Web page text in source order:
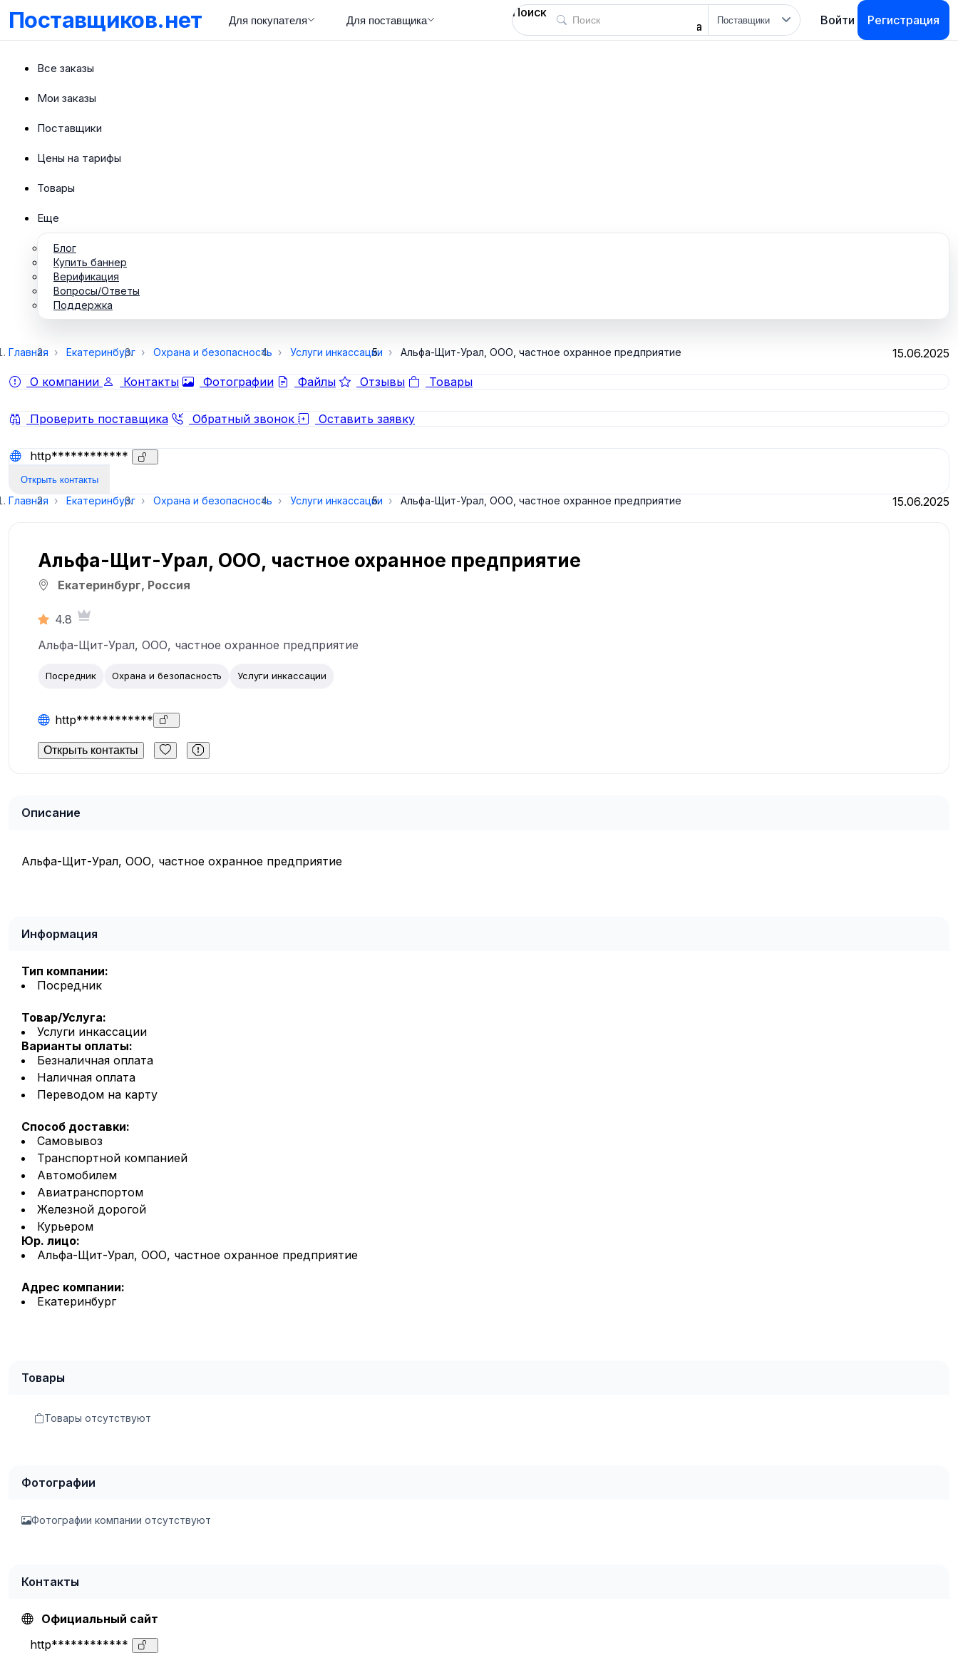
Поставщиков.нет Для покупателя Для поставщика
Поиск
поиска
Войти Регистрация
Все заказы
Мои заказы
Поставщики
Цены на тарифы
Товары
Еще
Блог
Купить баннер
Верификация
Вопросы/Ответы
Поддержка
Главная Екатеринбург Охрана и безопасность Услуги инкассации Альфа-Щит-Урал, ООО, частное охранное предприятие
15.06.2025
О компании
Контакты Фотографии Файлы Отзывы Товары
Проверить поставщика Обратный звонок Оставить заявку
http************
Открыть контакты
Главная Екатеринбург Охрана и безопасность Услуги инкассации Альфа-Щит-Урал, ООО, частное охранное предприятие 15.06.2025
Альфа-Щит-Урал, ООО, частное охранное предприятие
Екатеринбург, Россия
4.8
Альфа-Щит-Урал, ООО, частное охранное предприятие
Посредник Охрана и безопасность Услуги инкассации
http************
Открыть контакты
Описание
Альфа-Щит-Урал, ООО, частное охранное предприятие
Информация
Тип компании:
Посредник
Товар/Услуга:
Услуги инкассации
Варианты оплаты:
Безналичная оплата
Наличная оплата
Переводом на карту
Способ доставки:
Самовывоз
Транспортной компанией
Автомобилем
Авиатранспортом
Железной дорогой
Курьером
Юр. лицо:
Альфа-Щит-Урал, ООО, частное охранное предприятие
Адрес компании:
Екатеринбург
Товары
Товары отсутствуют
Фотографии
Фотографии компании отсутствуют
Контакты
Официальный сайт
http************